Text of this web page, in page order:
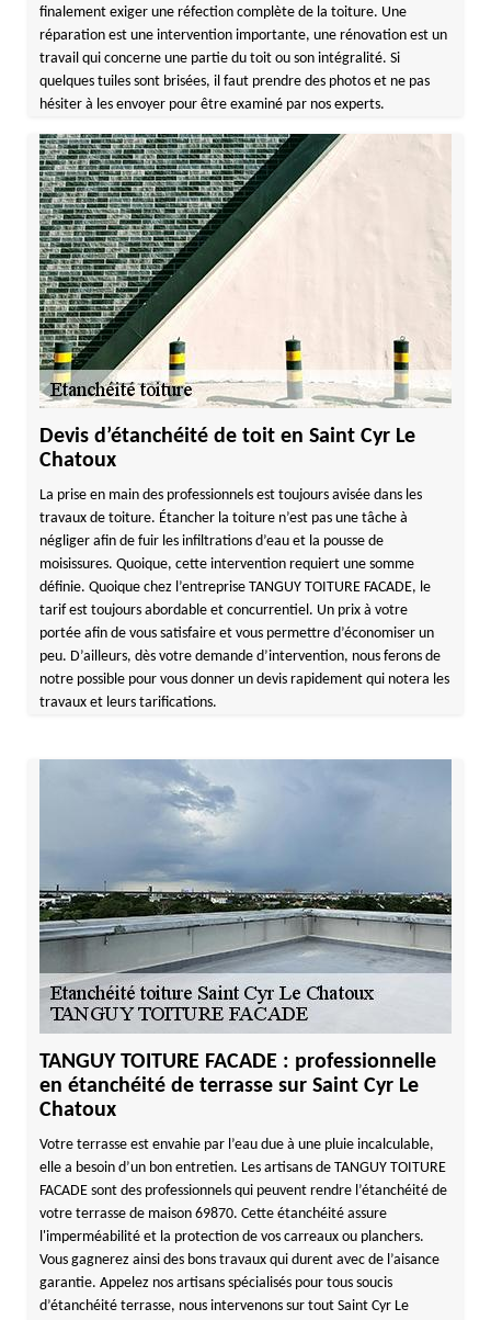
finalement exiger une réfection complète de la toiture. Une
réparation est une intervention importante, une rénovation est un
travail qui concerne une partie du toit ou son intégralité. Si
quelques tuiles sont brisées, il faut prendre des photos et ne pas
hésiter à les envoyer pour être examiné par nos experts.
Devis d’étanchéité de toit en Saint Cyr Le
Chatoux
La prise en main des professionnels est toujours avisée dans les
travaux de toiture. Étancher la toiture n’est pas une tâche à
négliger afin de fuir les infiltrations d’eau et la pousse de
moisissures. Quoique, cette intervention requiert une somme
définie. Quoique chez l’entreprise TANGUY TOITURE FACADE, le
tarif est toujours abordable et concurrentiel. Un prix à votre
portée afin de vous satisfaire et vous permettre d’économiser un
peu. D’ailleurs, dès votre demande d’intervention, nous ferons de
notre possible pour vous donner un devis rapidement qui notera les
travaux et leurs tarifications.
TANGUY TOITURE FACADE : professionnelle
en étanchéité de terrasse sur Saint Cyr Le
Chatoux
Votre terrasse est envahie par l’eau due à une pluie incalculable,
elle a besoin d’un bon entretien. Les artisans de TANGUY TOITURE
FACADE sont des professionnels qui peuvent rendre l’étanchéité de
votre terrasse de maison 69870. Cette étanchéité assure
l'imperméabilité et la protection de vos carreaux ou planchers.
Vous gagnerez ainsi des bons travaux qui durent avec de l’aisance
garantie. Appelez nos artisans spécialisés pour tous soucis
d’étanchéité terrasse, nous intervenons sur tout Saint Cyr Le